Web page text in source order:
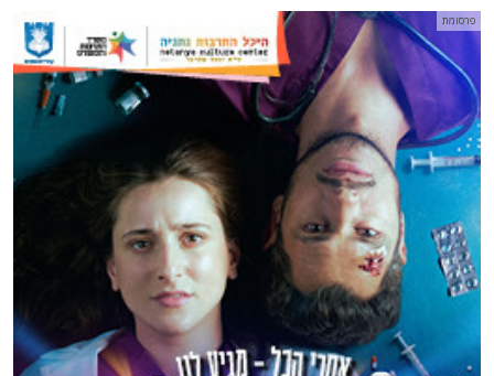
פרסומת